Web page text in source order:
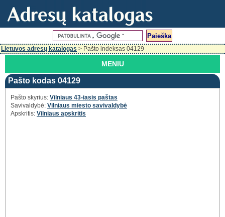
Lietuvos adresų katalogas > Pašto indeksas 04129
MENIU
Pašto kodas 04129
Pašto skyrius: Vilniaus 43-iasis paštas
Savivaldybė: Vilniaus miesto savivaldybė
Apskritis: Vilniaus apskritis